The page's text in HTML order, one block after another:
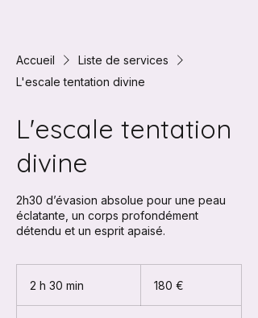
Accueil
Liste de services
L'escale tentation divine
L'escale tentation
divine
2h30 d’évasion absolue pour une peau
éclatante, un corps profondément
détendu et un esprit apaisé.
2 h 30 min 180 €